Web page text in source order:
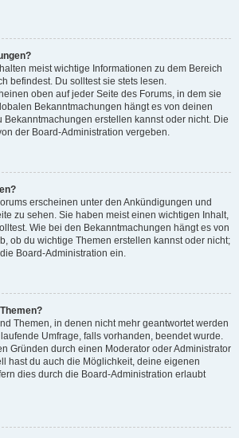
meist wichtige Informationen zu dem Bereich
befindest. Du solltest sie stets lesen.
oben auf jeder Seite des Forums, in dem sie
Bekanntmachungen hängt es von deinen
Bekanntmachungen erstellen kannst oder nicht. Die
der Board-Administration vergeben.
erscheinen unter den Ankündigungen und
zu sehen. Sie haben meist einen wichtigen Inhalt,
Wie bei den Bekanntmachungen hängt es von
ob du wichtige Themen erstellen kannst oder nicht;
Board-Administration ein.
Themen, in denen nicht mehr geantwortet werden
Umfrage, falls vorhanden, beendet wurde.
Gründen durch einen Moderator oder Administrator
hast du auch die Möglichkeit, deine eigenen
dies durch die Board-Administration erlaubt